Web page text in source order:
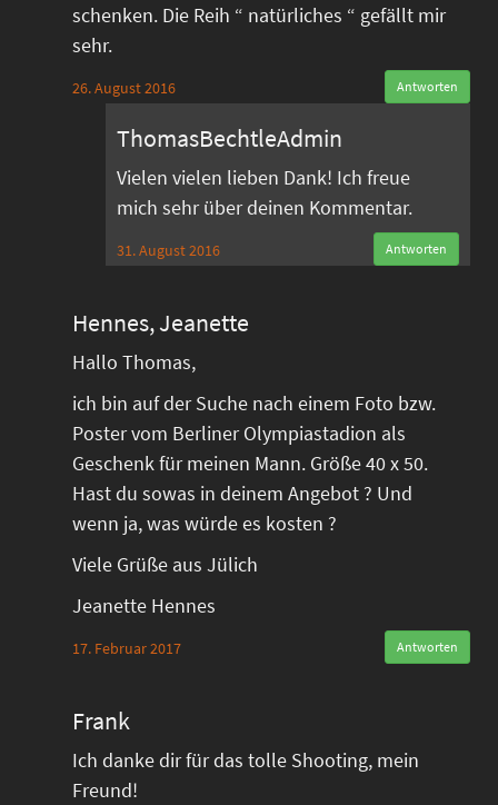
schenken. Die Reih “ natürliches “ gefällt mir
sehr.
26. August 2016 Antworten
ThomasBechtleAdmin
Vielen vielen lieben Dank! Ich freue
mich sehr über deinen Kommentar.
31. August 2016 Antworten
Hennes, Jeanette
Hallo Thomas,
ich bin auf der Suche nach einem Foto bzw.
Poster vom Berliner Olympiastadion als
Geschenk für meinen Mann. Größe 40 x 50.
Hast du sowas in deinem Angebot ? Und
wenn ja, was würde es kosten ?
Viele Grüße aus Jülich
Jeanette Hennes
17. Februar 2017 Antworten
Frank
Ich danke dir für das tolle Shooting, mein
Freund!